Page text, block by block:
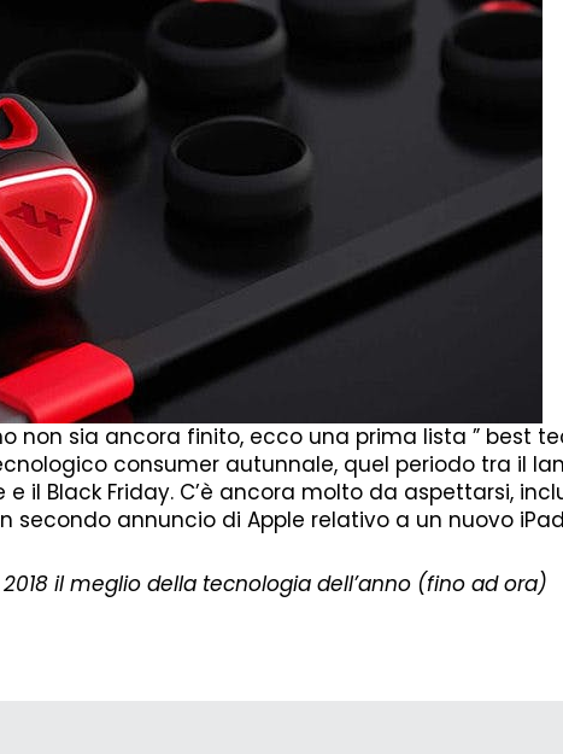
non sia ancora finito, ecco una prima lista ” best
consumer autunnale, quel periodo tra il
e il Black Friday. C’è ancora molto da aspettarsi,
secondo annuncio di Apple relativo a un nuovo
2018 il meglio della tecnologia dell’anno (fino ad ora)